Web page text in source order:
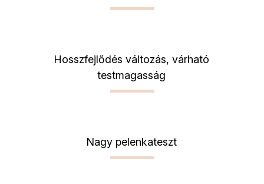
Hosszfejlődés változás, várható
testmagasság
Nagy pelenkateszt